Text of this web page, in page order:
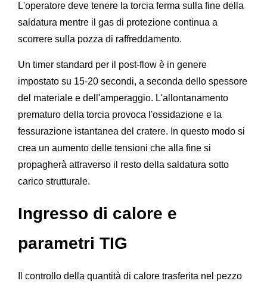
L'operatore deve tenere la torcia ferma sulla fine della
saldatura mentre il gas di protezione continua a
scorrere sulla pozza di raffreddamento.
Un timer standard per il post-flow è in genere
impostato su 15-20 secondi, a seconda dello spessore
del materiale e dell'amperaggio. L'allontanamento
prematuro della torcia provoca l'ossidazione e la
fessurazione istantanea del cratere. In questo modo si
crea un aumento delle tensioni che alla fine si
propagherà attraverso il resto della saldatura sotto
carico strutturale.
Ingresso di calore e
parametri TIG
Il controllo della quantità di calore trasferita nel pezzo